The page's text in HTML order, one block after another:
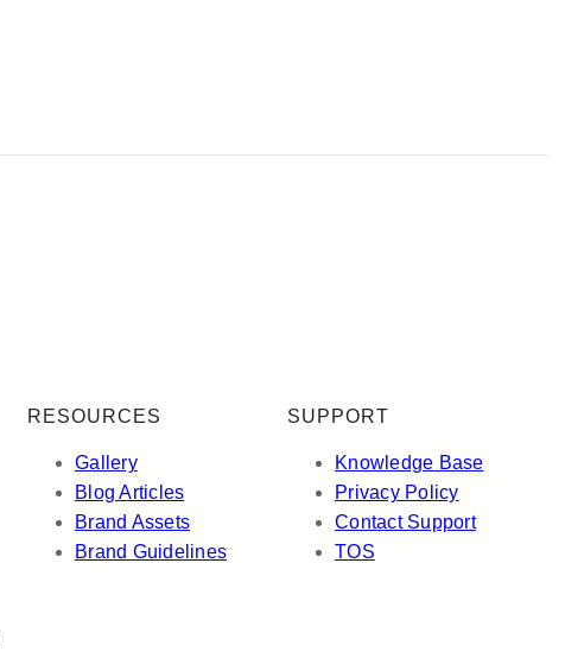
RESOURCES
Gallery
Blog Articles
Brand Assets
Brand Guidelines
SUPPORT
Knowledge Base
Privacy Policy
Contact Support
TOS